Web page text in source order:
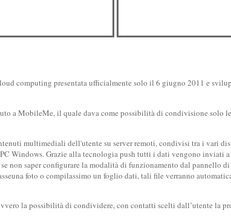
computing presentata ufficialmente solo il 6 giugno 2011 e
a MobileMe, il quale dava come possibilità di condivisione solo
multimediali dell'utente su server remoti, condivisi tra i vari
Windows. Grazie alla tecnologia push tutti i dati vengono
non saper configurare la modalità di funzionamento dal pannello
foto o compilassimo un foglio dati, tali file verranno
la possibilità di condividere, con contatti scelti dall’utente la